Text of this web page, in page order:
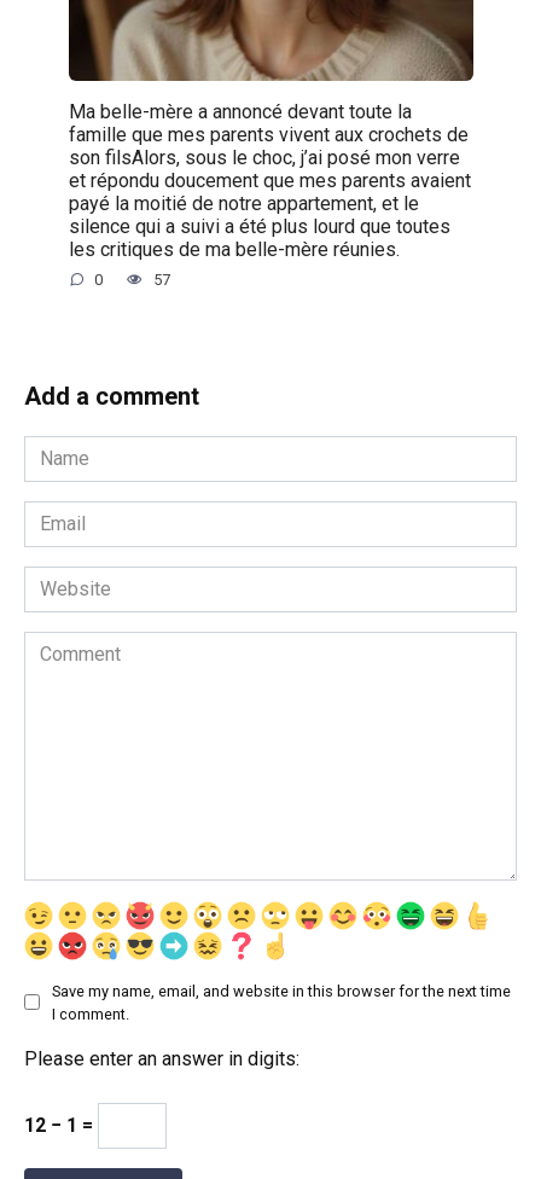
Ma belle-mère a annoncé devant toute la
famille que mes parents vivent aux crochets de
son filsAlors, sous le choc, j’ai posé mon verre
et répondu doucement que mes parents avaient
payé la moitié de notre appartement, et le
silence qui a suivi a été plus lourd que toutes
les critiques de ma belle-mère réunies.
0 57
Add a comment
Name
*
Email
*
Website
Comment
Save my name, email, and website in this browser for the next time
I comment.
Please enter an answer in digits:
12 − 1 =